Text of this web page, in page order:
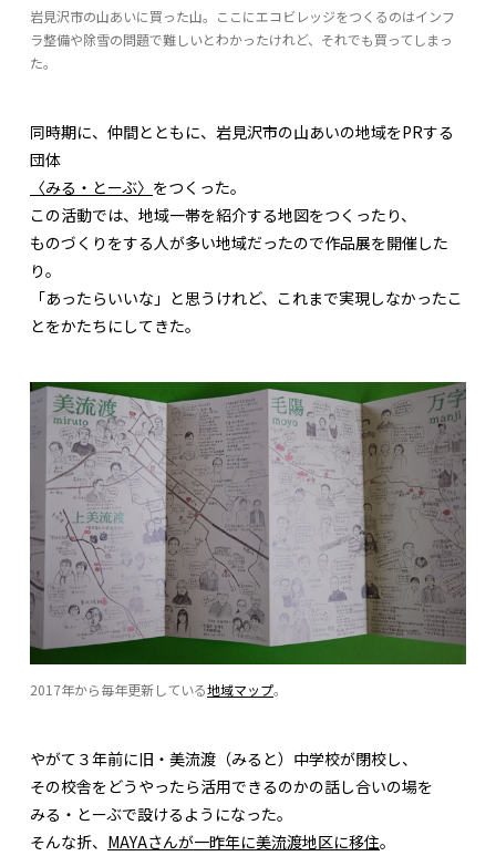
岩見沢市の山あいに買った山。ここにエコビレッジをつくるのはインフ
ラ整備や除雪の問題で難しいとわかったけれど、それでも買ってしまっ
た。
同時期に、仲間とともに、岩見沢市の山あいの地域をPRする
団体
〈みる・とーぶ〉 をつくった。
この活動では、地域一帯を紹介する地図をつくったり、
ものづくりをする人が多い地域だったので作品展を開催した
り。
「あったらいいな」と思うけれど、これまで実現しなかったこ
とをかたちにしてきた。
2017年から毎年更新している地域マップ。
やがて３年前に旧・美流渡（みると）中学校が閉校し、
その校舎をどうやったら活用できるのかの話し合いの場を
みる・とーぶで設けるようになった。
そんな折、 MAYAさんが一昨年に美流渡地区に移住。